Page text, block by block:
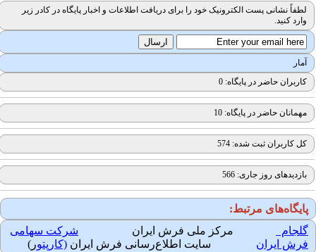
لطفاً نشانی پست الکترونیک خود را برای دریافت اطلاعات و اخبار پایگاه در کادر زیر
وارد کنید.
آمار
کاربران حاضر در پایگاه: 0
مهمانان حاضر در پایگاه: 10
کل کاربران ثبت شده: 574
بازدیدهای روز جاری: 566
پایگاه‌های مرتبط:
گلجام
مرکز ملی فرش ایران
شرکت سهامی
فرش ایران سایت اطلاع‌رسانی فرش ایران(کارپتور)